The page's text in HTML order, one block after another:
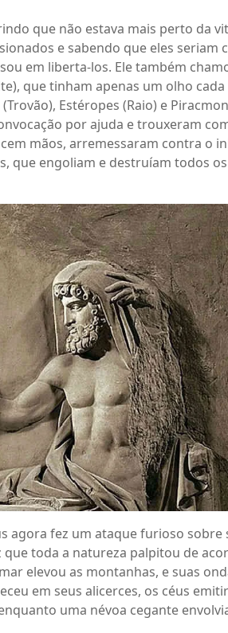
que não estava mais perto da
e sabendo que eles seriam
em liberta-los. Ele também
que tinham apenas um olho cada
Estéropes (Raio) e Piracmon
por ajuda e trouxeram
mãos, arremessaram contra o
que engoliam e destruíam todos
agora fez um ataque furioso sobre
toda a natureza palpitou de
elevou as montanhas, e suas
em seus alicerces, os céus
uma névoa cegante